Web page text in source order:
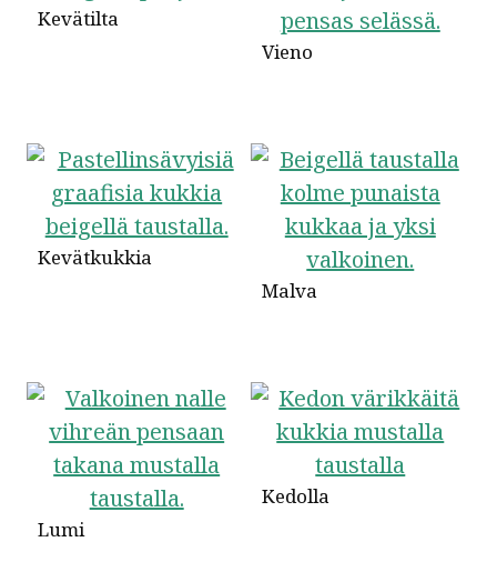
Kevätilta
Vieno
Kevätkukkia
Malva
Lumi
Kedolla